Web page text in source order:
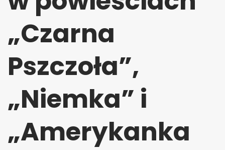
„Czarna
Pszczoła”,
„Niemka” i
„Amerykanka